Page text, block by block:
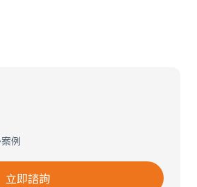
例
立即諮詢